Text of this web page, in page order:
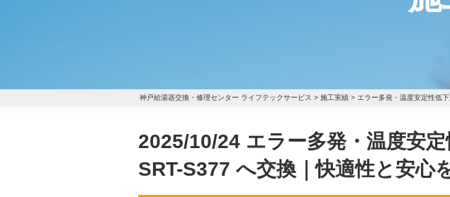
神戸給湯器交換・修理センター ライフテックサービス > 施工実績 > エラー多発・温度安定性低
2025/10/24 エラー多発・温度安
SRT-S377 へ交換｜快適性と安心